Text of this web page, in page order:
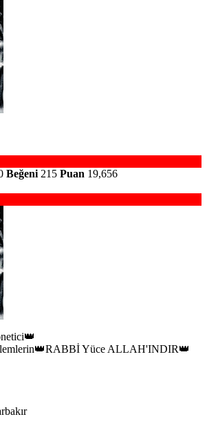
Beğeni 215 Puan 19,656
Yüce ALLAH'INDIR👑